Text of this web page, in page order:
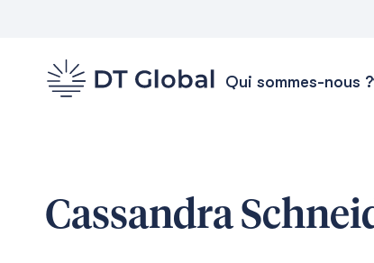
Qui sommes-nous ?
Cassandra